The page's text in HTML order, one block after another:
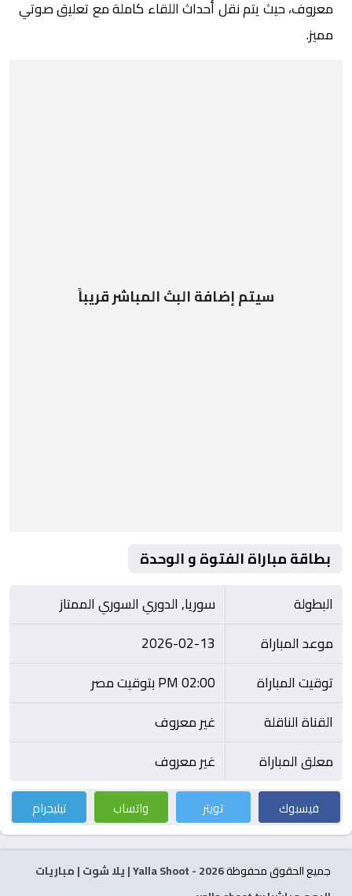
معروف، حيث يتم نقل أحداث اللقاء كاملة مع تعليق صوتي
مميز.
سيتم إضافة البث المباشر قريباً
بطاقة مباراة الفتوة و الوحدة
البطولة
سوريا, الدوري السوري الممتاز
موعد المباراة
2026-02-13
توقيت المباراة
02:00 PM بتوقيت مصر
القناة الناقلة
غير معروف
معلق المباراة
غير معروف
فيسبوك تويتر واتساب تيليجرام
جميع الحقوق محفوظة2026
- Yalla Shoot | يلا شوت | مباريات